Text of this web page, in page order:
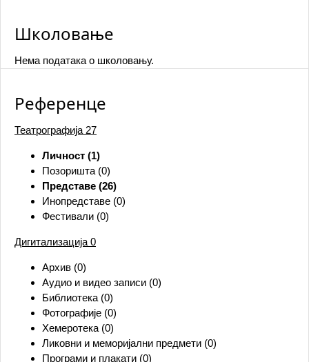
Школовање
Нема података о школовању.
Референце
Театрографија 27
Личност (1)
Позоришта (0)
Представе (26)
Инопредставе (0)
Фестивали (0)
Дигитализација 0
Архив (0)
Аудио и видео записи (0)
Библиотека (0)
Фотографије (0)
Хемеротека (0)
Ликовни и меморијални предмети (0)
Програми и плакати (0)